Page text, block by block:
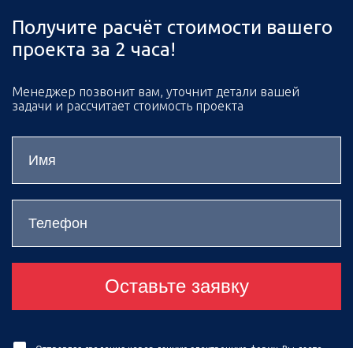
Получите расчёт стоимости вашего
проекта за 2 часа!
Менеджер позвонит вам, уточнит детали вашей
задачи и рассчитает стоимость проекта
Оставьте заявку